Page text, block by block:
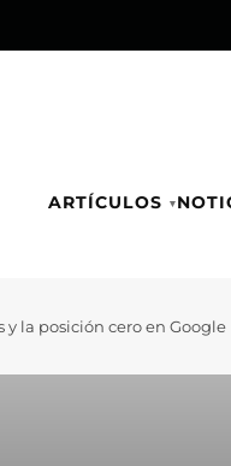
ARTÍCULOS
y la posición cero en Google